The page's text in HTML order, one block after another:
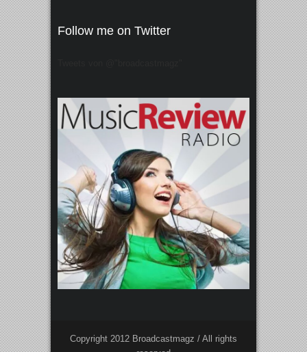
Follow me on Twitter
Copyright 2012 Broadcastmagz / All rights